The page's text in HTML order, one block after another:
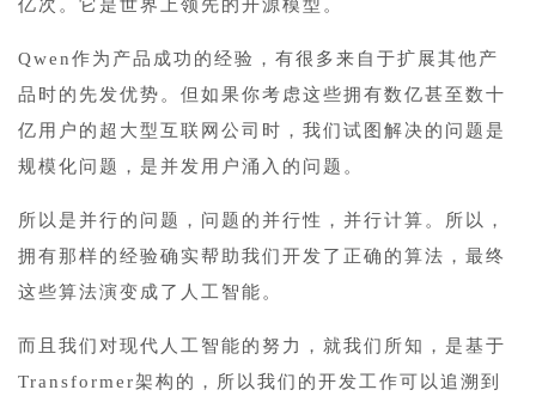
亿次。它是世界上领先的开源模型。
Qwen作为产品成功的经验，有很多来自于扩展其他产
品时的先发优势。但如果你考虑这些拥有数亿甚至数十
亿用户的超大型互联网公司时，我们试图解决的问题是
规模化问题，是并发用户涌入的问题。
所以是并行的问题，问题的并行性，并行计算。所以，
拥有那样的经验确实帮助我们开发了正确的算法，最终
这些算法演变成了人工智能。
而且我们对现代人工智能的努力，就我们所知，是基于
Transformer架构的，所以我们的开发工作可以追溯到